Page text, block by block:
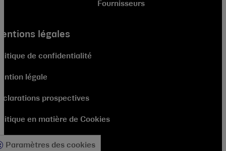
Fournisseurs
légales
de confidentialité
légale
prospectives
en matière de Cookies
Paramètres des cookies